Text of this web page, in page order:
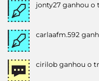
jonty27 ganhou o
carlaafm.592
cirilob ganhou o